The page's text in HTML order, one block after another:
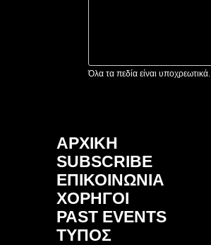
Όλα τα πεδία είναι υποχρεωτικά.
ΑΡΧΙΚΗ
SUBSCRIBE
ΕΠΙΚΟΙΝΩΝΙΑ
ΧΟΡΗΓΟΙ
PAST EVENTS
ΤΥΠΟΣ